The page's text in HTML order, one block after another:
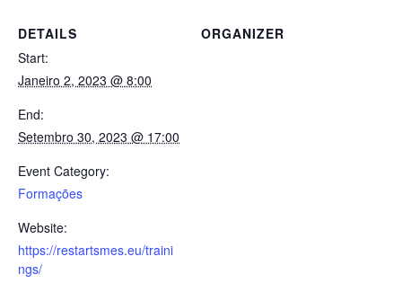
DETAILS
Start:
Janeiro 2, 2023 @ 8:00
End:
Setembro 30, 2023 @ 17:00
Event Category:
Formações
Website:
https://restartsmes.eu/traini
ngs/
ORGANIZER